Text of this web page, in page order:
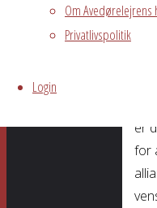
Om Avedørelejrens
Privatlivspolitik
Login
er
for